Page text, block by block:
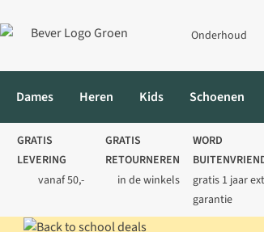
Onderhoud
Dames Heren Kids Schoenen
GRATIS
LEVERING
vanaf 50,-
GRATIS
RETOURNEREN
in de winkels
WORD
gratis 1 jaar
garantie